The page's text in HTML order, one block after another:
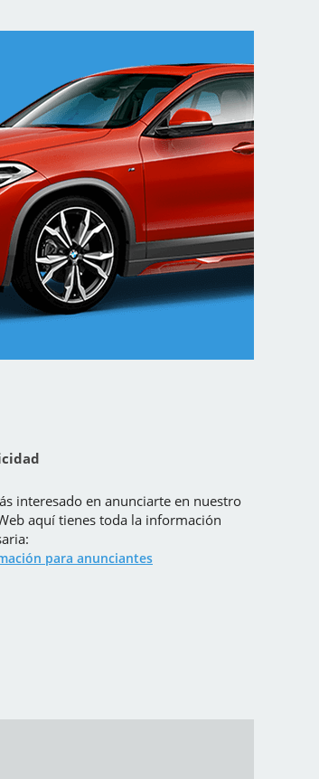
interesado en anunciarte en nuestro
aquí tienes toda la información
para anunciantes